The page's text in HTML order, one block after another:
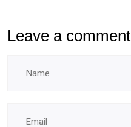
Leave a comment